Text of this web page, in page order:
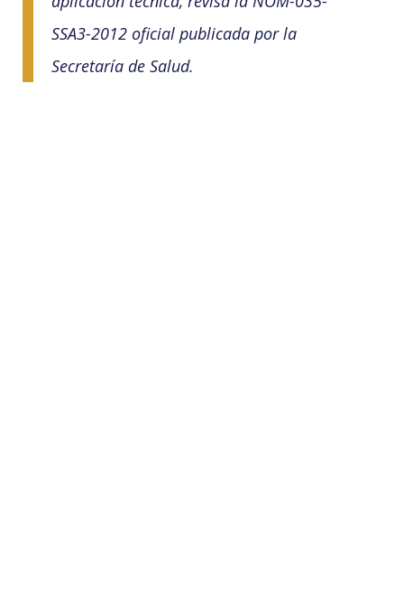
SSA3-2012 oficial publicada por la
Secretaría de Salud.